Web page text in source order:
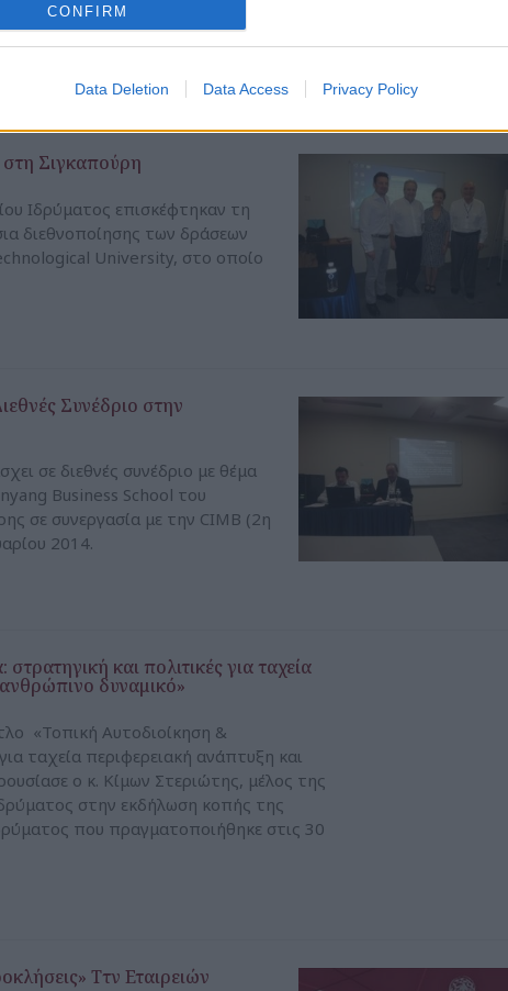
CONFIRM
Data Deletion Data Access Privacy Policy
τράπεζα στην Ασία),
Ευρωζώνη».
Σιγκαπούρη
Ιδρύματος επισκέφτηκαν τη
διεθνοποίησης των δράσεων
University, στο οποίο
Συνέδριο στην
σε διεθνές συνέδριο με θέμα
Business School του
σε συνεργασία με την CIMB (2η
2014.
και πολιτικές για ταχεία
δυναμικό»
«Τοπική Αυτοδιοίκηση &
ταχεία περιφερειακή ανάπτυξη και
ο κ. Κίμων Στεριώτης, μέλος της
στην εκδήλωση κοπής της
που πραγματοποιήθηκε στις 30
Ττν Εταιρειών